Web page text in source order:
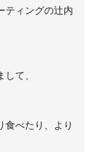
ティングの辻内
て、
食べたり、より